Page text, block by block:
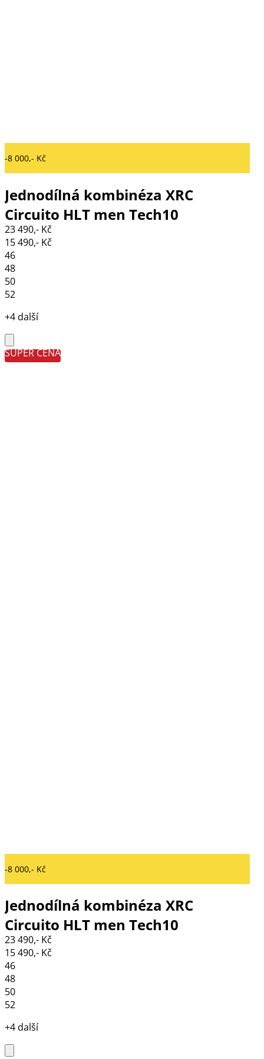
-8 000,- Kč
Jednodílná kombinéza XRC
Circuito HLT men Tech10
black/white
23 490,- Kč
15 490,- Kč
46
48
50
52
+4 další
SUPER CENA
-8 000,- Kč
Jednodílná kombinéza XRC
Circuito HLT men Tech10
black/grey/black
23 490,- Kč
15 490,- Kč
46
48
50
52
+4 další